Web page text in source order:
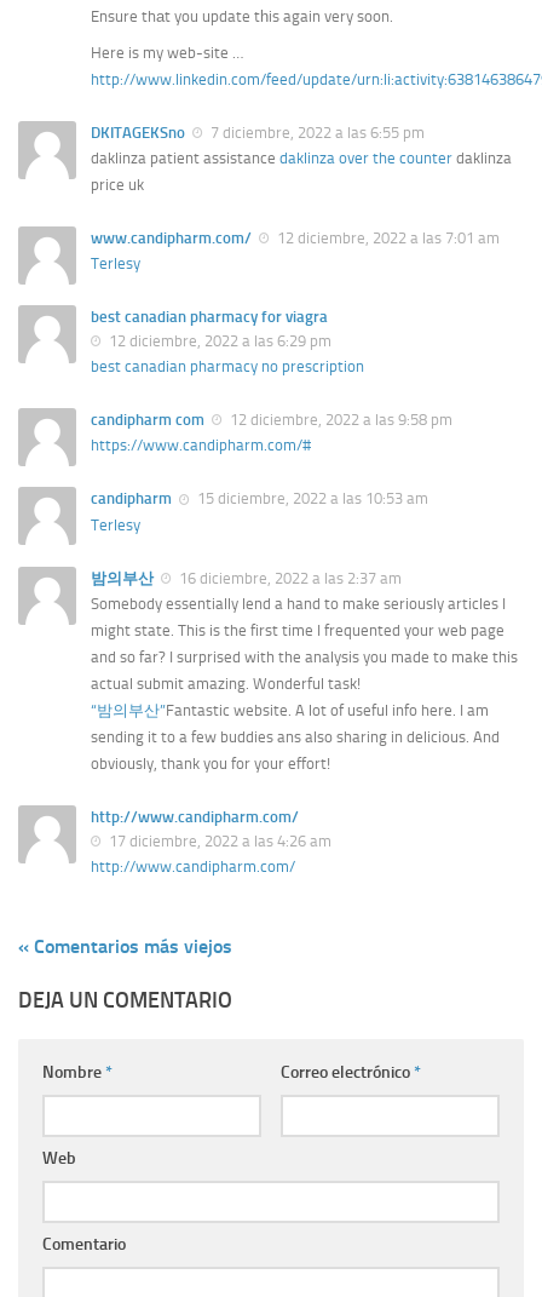
Ensure thаt you update tһis again very soon.
Here is my web-site …
http://www.linkedin.com/feed/update/
DKITAGEKSno
7 diciembre, 2022 a las 6:55 pm
daklinza patient assistance daklinza over the counter daklinza
price uk
www.candipharm.com/
12 diciembre, 2022 a las 7:01 am
Terlesy
best canadian pharmacy for viagra
12 diciembre, 2022 a las 6:29 pm
best canadian pharmacy no prescription
candipharm com
12 diciembre, 2022 a las 9:58 pm
https://www.candipharm.com/#
candipharm
15 diciembre, 2022 a las 10:53 am
Terlesy
밤의부산
16 diciembre, 2022 a las 2:37 am
Somebody essentially lend a hand to make seriously articles I
might state. This is the first time I frequented your web page
and so far? I surprised with the analysis you made to make this
actual submit amazing. Wonderful task!
“밤의부산”Fantastic website. A lot of useful info here. I am
sending it to a few buddies ans also sharing in delicious. And
obviously, thank you for your effort!
http://www.candipharm.com/
17 diciembre, 2022 a las 4:26 am
http://www.candipharm.com/
« Comentarios más viejos
DEJA UN COMENTARIO
Nombre* Correo electrónico*
Web
Comentario